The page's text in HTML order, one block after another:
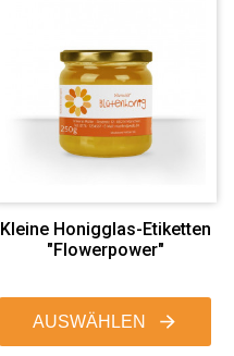
Kleine Honigglas-Etiketten
"Flowerpower"
AUSWÄHLEN